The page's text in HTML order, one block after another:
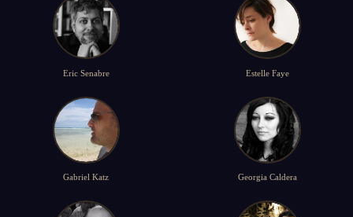
Eric Senabre Estelle Faye
Gabriel Katz Georgia Caldera